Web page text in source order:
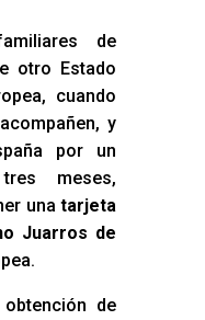
de
otro Estado
cuando
y
por un
meses,
unatarjeta
Juarros de
de